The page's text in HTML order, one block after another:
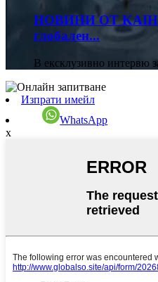
НОВИНИ ОТ
глобален...
В ексклузивно интервю
Изпрати имейл
WhatsApp
x